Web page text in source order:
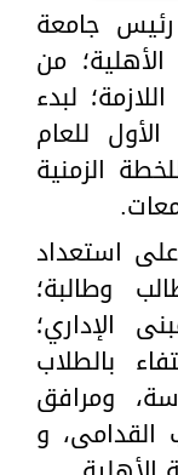
رئيس جامعة
من
لبدء
للعام
طبقا للخطة الزمنية
استعداد
(3500) طالب وطالبة؛
الإداري؛
بالطلاب
ومرافق
القدامى، و